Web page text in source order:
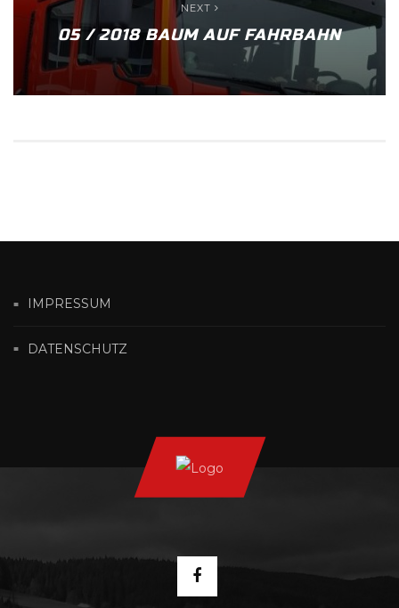
NEXT
05 / 2018 BAUM AUF FAHRBAHN
IMPRESSUM
DATENSCHUTZ